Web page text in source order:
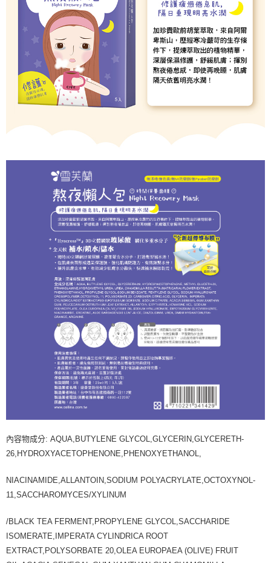
內容物成分: AQUA,BUTYLENE GLYCOL,GLYCERIN,GLYCERETH-
26,HYDROXYACETOPHENONE,PHENOXYETHANOL,
NIACINAMIDE,ALLANTOIN,SODIUM POLYACRYLATE,OCTOXYNOL-
11,SACCHAROMYCES/XYLINUM
/BLACK TEA FERMENT,PROPYLENE GLYCOL,SACCHARIDE
ISOMERATE,IMPERATA CYLINDRICA ROOT
EXTRACT,POLYSORBATE 20,OLEA EUROPAEA (OLIVE) FRUIT